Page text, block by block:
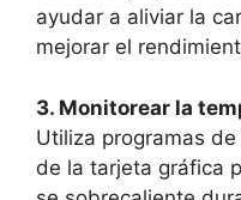
ayudar a aliviar la
mejorar el
3. Monitorear la
Utiliza programas
de la tarjeta gráfica